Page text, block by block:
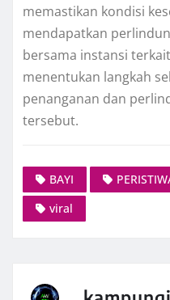
memastikan kondisi
mendapatkan
bersama instansi
menentukan langkah
penanganan dan
tersebut.
BAYI
viral